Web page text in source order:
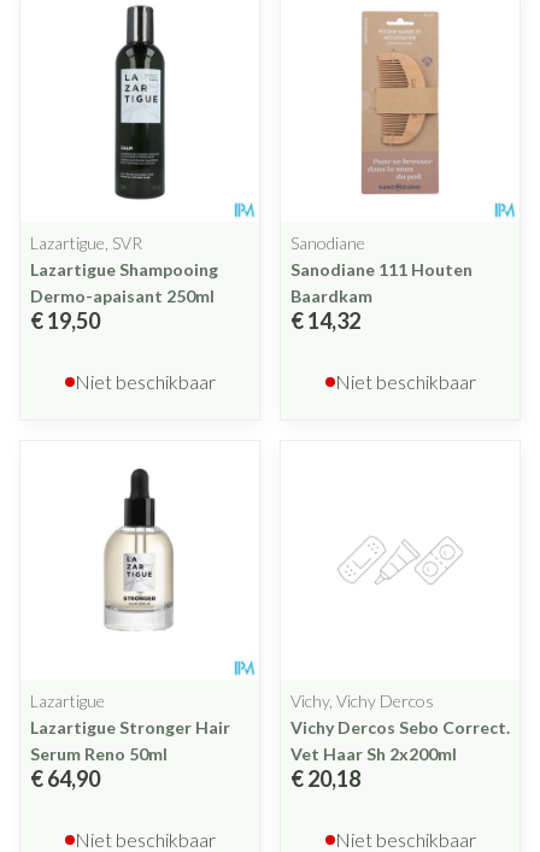
Lazartigue, SVR
Lazartigue Shampooing
Dermo-apaisant 250ml
€ 19,50
Niet beschikbaar
Sanodiane
Sanodiane 111 Houten
Baardkam
€ 14,32
Niet beschikbaar
Lazartigue
Lazartigue Stronger Hair
Serum Reno 50ml
€ 64,90
Niet beschikbaar
Vichy, Vichy Dercos
Vichy Dercos Sebo Correct.
Vet Haar Sh 2x200ml
€ 20,18
Niet beschikbaar